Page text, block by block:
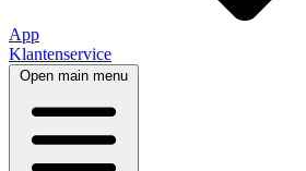
App
Klantenservice
Open main menu